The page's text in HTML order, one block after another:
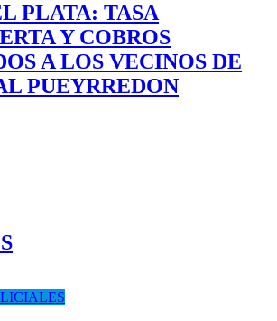
PLATA: TASA
Y COBROS
A LOS VECINOS DE
PUEYRREDON